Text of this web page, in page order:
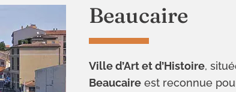
Beaucaire
Ville d’Art et d’Histoire,
Beaucaireest reconnue